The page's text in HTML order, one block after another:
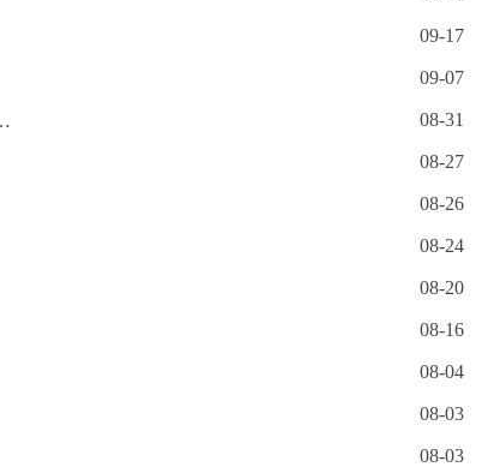
09-17
09-07
08-31
08-27
08-26
08-24
08-20
08-16
08-04
08-03
08-03